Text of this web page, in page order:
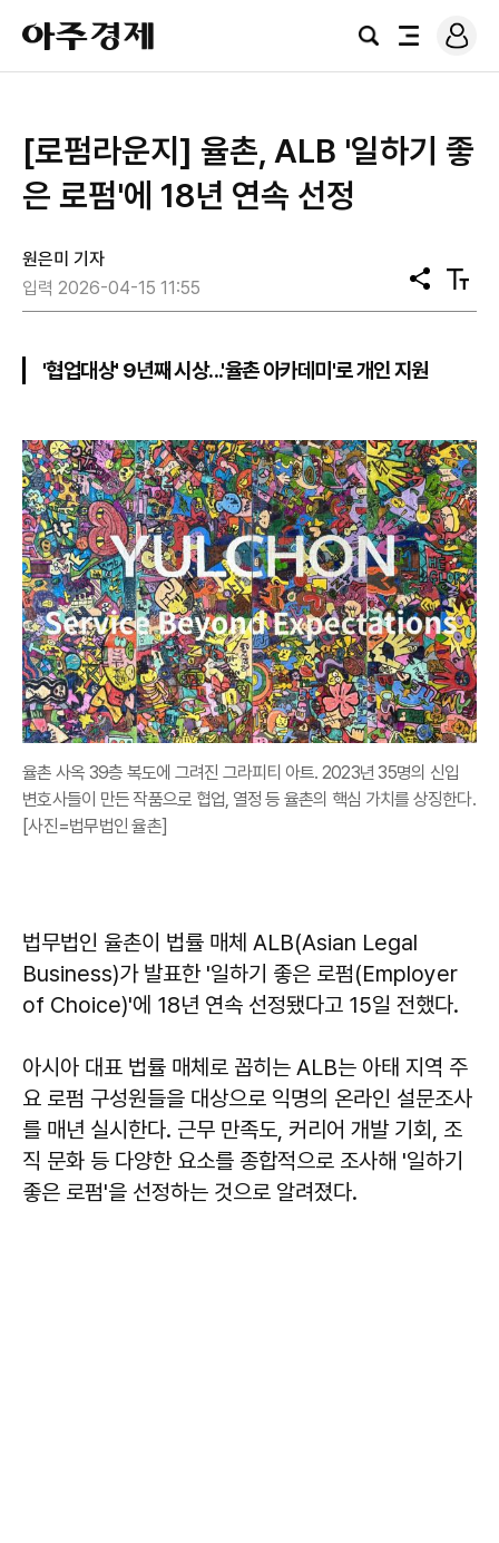
아
주
경
검
전
로
그
[로펌라운지] 율촌, ALB '일하기 좋
은 로펌'에 18년 연속 선정
원은미 기자
입력 2026-04-15 11:55
공
유
텍
스
'협업대상' 9년째 시상...'율촌 아카데미'로 개인 지원
율촌 사옥 39층 복도에 그려진 그라피티 아트. 2023년 35명의 신입
변호사들이 만든 작품으로 협업, 열정 등 율촌의 핵심 가치를 상징한다.
[사진=법무법인 율촌]
법무법인 율촌이 법률 매체 ALB(Asian Legal
Business)가 발표한 '일하기 좋은 로펌(Employer
of Choice)'에 18년 연속 선정됐다고 15일 전했다.
아시아 대표 법률 매체로 꼽히는 ALB는 아태 지역 주
요 로펌 구성원들을 대상으로 익명의 온라인 설문조사
를 매년 실시한다. 근무 만족도, 커리어 개발 기회, 조
직 문화 등 다양한 요소를 종합적으로 조사해 '일하기
좋은 로펌'을 선정하는 것으로 알려졌다.